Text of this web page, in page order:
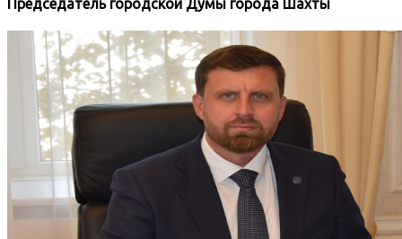
Председатель городской Думы города Шахты